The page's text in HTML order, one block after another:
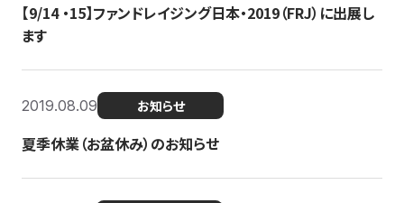
【9/14 ・15】ファンドレイジング日本・2019（FRJ）に出展し
ます
2019.08.09 お知らせ
夏季休業（お盆休み）のお知らせ